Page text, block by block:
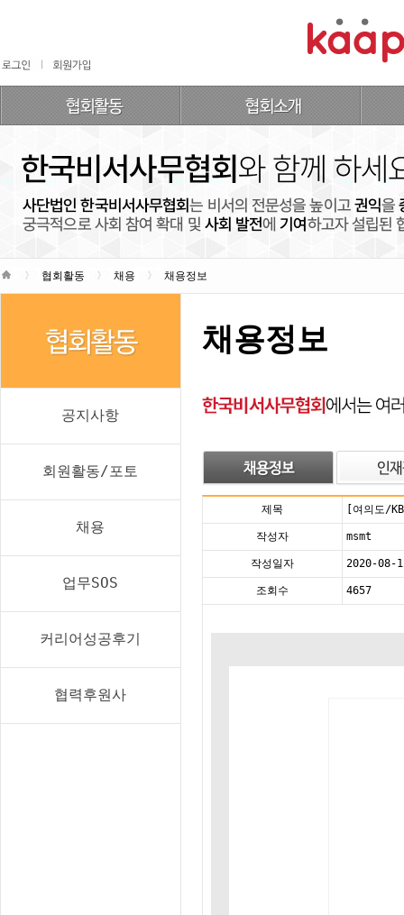
협회활동 채용 채용정보
공지사항
회원활동/포토
채용
업무SOS
커리어성공후기
협력후원사
채용정보
제목 [여의도/
작성자 msmt
작성일자 2020-08-
조회수 4657